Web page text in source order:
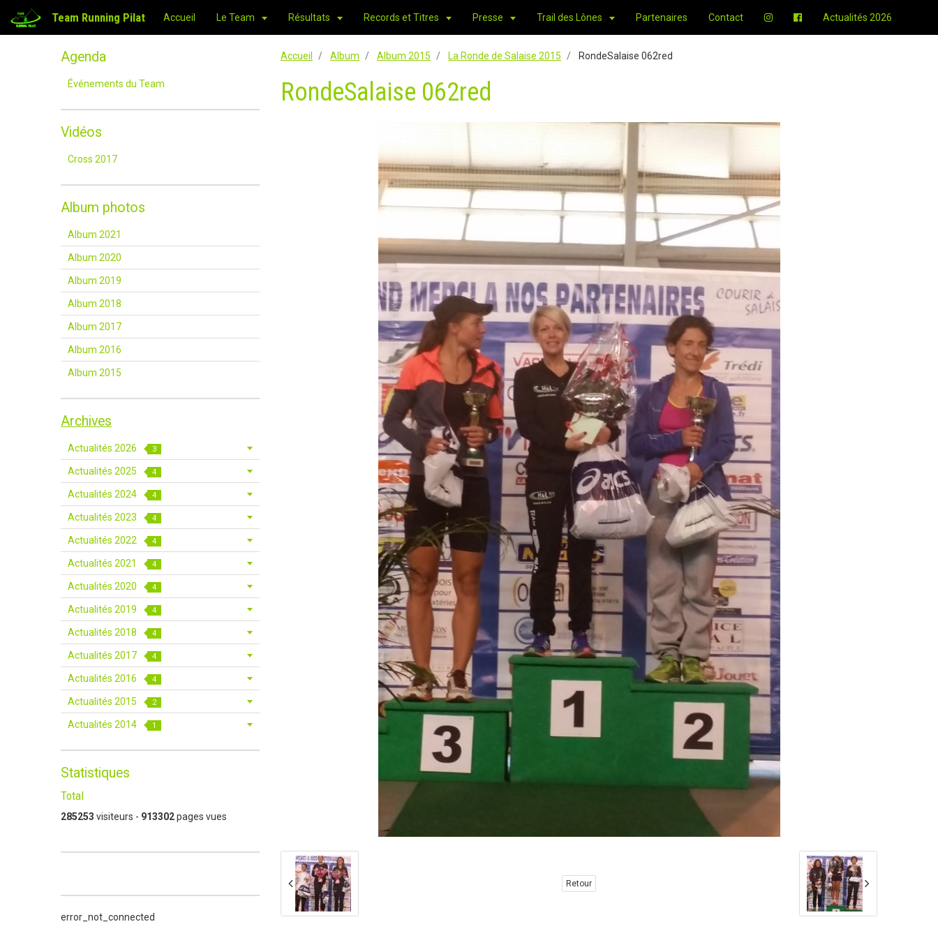
Team Running Pilat Accueil Le Team Résultats Records et Titres Presse Trail des Lônes Partenaires Contact Actualités 2026
Accueil Album Album 2015 La Ronde de Salaise 2015 RondeSalaise 062red
RondeSalaise 062red
Retour
Agenda
Événements du Team
Vidéos
Cross 2017
Album photos
Album 2021
Album 2020
Album 2019
Album 2018
Album 2017
Album 2016
Album 2015
Archives
Actualités 2026 3
Actualités 2025 4
Actualités 2024 4
Actualités 2023 4
Actualités 2022 4
Actualités 2021 4
Actualités 2020 4
Actualités 2019 4
Actualités 2018 4
Actualités 2017 4
Actualités 2016 4
Actualités 2015 2
Actualités 2014 1
Statistiques
Total
285253 visiteurs - 913302pages vues
error_not_connected